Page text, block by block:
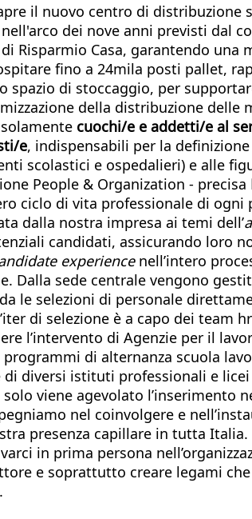
il nuovo centro di distribuzione
dei nove anni previsti dal
Risparmio Casa, garantendo
fino a 24mila posti pallet,
di stoccaggio, per
della distribuzione delle
cuochi/e e addetti/e al
e, indispensabili per la
scolastici e ospedalieri) e alle
People & Organization - precisa
ciclo di vita professionale di
dalla nostra impresa ai temi dell’
candidati, assicurando loro
experiencenell’intero
Dalla sede centrale vengono
le selezioni di personale
di selezione è a capo dei team
l’intervento di Agenzie per il
di alternanza scuola
diversi istituti professionali e
viene agevolato l’inserimento
nel coinvolgere e
presenza capillare in tutta
in prima persona
e soprattutto creare legami